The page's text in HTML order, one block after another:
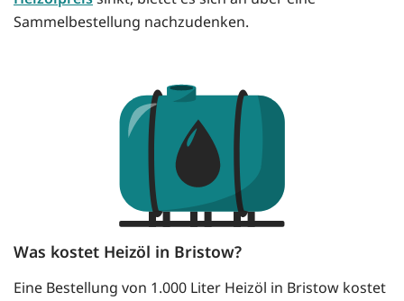
Sammelbestellung nachzudenken.
Was kostet Heizöl in Bristow?
Eine Bestellung von 1.000 Liter Heizöl in Bristow kostet